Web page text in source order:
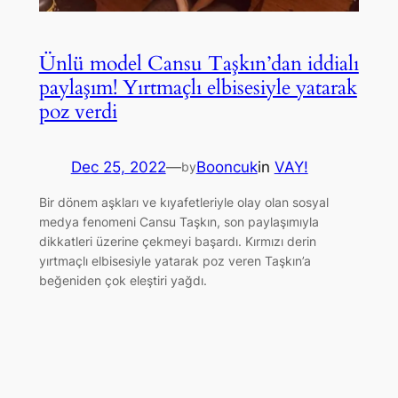
Ünlü model Cansu Taşkın’dan iddialı
paylaşım! Yırtmaçlı elbisesiyle yatarak
poz verdi
Dec 25, 2022—byBooncukin VAY!
Bir dönem aşkları ve kıyafetleriyle olay olan sosyal
medya fenomeni Cansu Taşkın, son paylaşımıyla
dikkatleri üzerine çekmeyi başardı. Kırmızı derin
yırtmaçlı elbisesiyle yatarak poz veren Taşkın’a
beğeniden çok eleştiri yağdı.